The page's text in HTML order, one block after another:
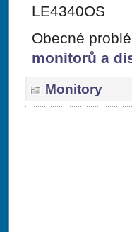
LE4340OS
Obecné
monitorů a
Monitory